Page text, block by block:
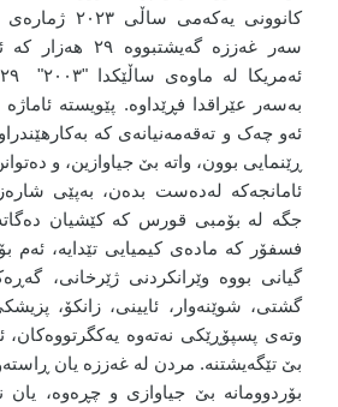
کانوونی
سەر غەززە
بەسەر عێراقدا فڕێداوە. پێویستە
ئەو چەک و تەقەمەنیانەی کە
ئامانجەکە لەدەست بدەن، بەپێی
فسفۆر کە مادەی کیمیایی تێدایە، ئەم
گیانی بووە وێرانکردنی ژێرخانی،
گشتی، شوێنەوار، ئایینی، زانکۆ،
وتەی پسپۆڕێکی نەتەوە یەکگرتووەکان،
بێ تێگەیشتنە. مردن لە غەززە یان
بۆردوومانە بێ جیاوازی و چڕەوە، یان